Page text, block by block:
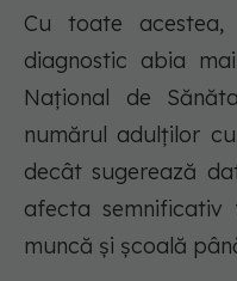
Cu toate
diagnostic abia
Național de
numărul adulților
decât sugerează
afecta semnificativ
muncă și școală